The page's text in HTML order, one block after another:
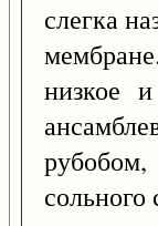
слегка
низкое